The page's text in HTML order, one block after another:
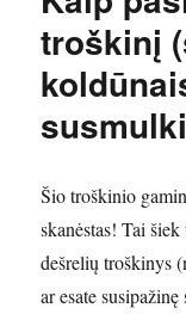
troškinį
Šio troškinio
skanėstas! Tai
dešrelių troškinys
ar esate